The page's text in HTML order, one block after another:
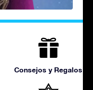
Consejos y Regalos